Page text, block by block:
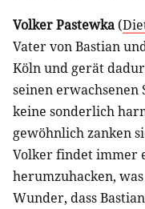
Volker Pastewka (
Vater von Bastian
Köln und gerät
seinen erwachsenen
keine sonderlich
gewöhnlich zanken
Volker findet immer
herumzuhacken,
Wunder, dass